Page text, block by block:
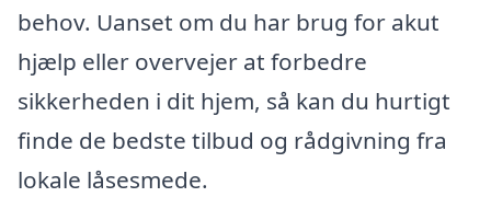
behov. Uanset om du har brug for akut
hjælp eller overvejer at forbedre
sikkerheden i dit hjem, så kan du hurtigt
finde de bedste tilbud og rådgivning fra
lokale låsesmede.